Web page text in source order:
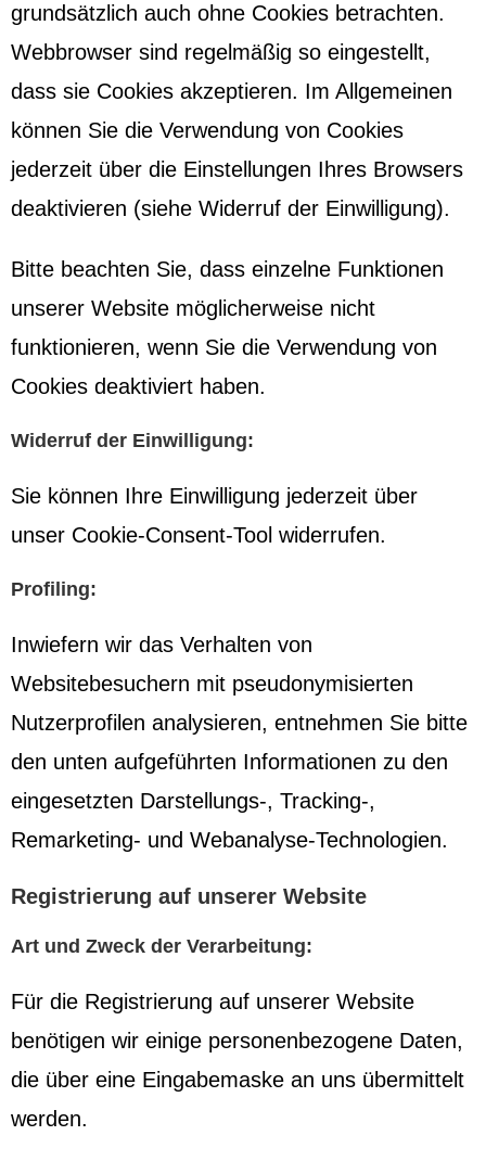
grundsätzlich auch ohne Cookies betrachten.
Webbrowser sind regelmäßig so eingestellt,
dass sie Cookies akzeptieren. Im Allgemeinen
können Sie die Verwendung von Cookies
jederzeit über die Einstellungen Ihres Browsers
deaktivieren (siehe Widerruf der Einwilligung).
Bitte beachten Sie, dass einzelne Funktionen
unserer Website möglicherweise nicht
funktionieren, wenn Sie die Verwendung von
Cookies deaktiviert haben.
Widerruf der Einwilligung:
Sie können Ihre Einwilligung jederzeit über
unser Cookie-Consent-Tool widerrufen.
Profiling:
Inwiefern wir das Verhalten von
Websitebesuchern mit pseudonymisierten
Nutzerprofilen analysieren, entnehmen Sie bitte
den unten aufgeführten Informationen zu den
eingesetzten Darstellungs-, Tracking-,
Remarketing- und Webanalyse-Technologien.
Registrierung auf unserer Website
Art und Zweck der Verarbeitung:
Für die Registrierung auf unserer Website
benötigen wir einige personenbezogene Daten,
die über eine Eingabemaske an uns übermittelt
werden.